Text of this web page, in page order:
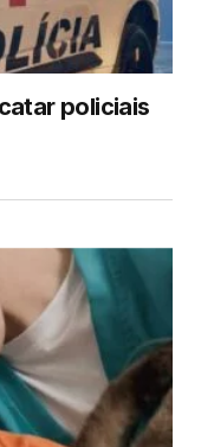
policiais